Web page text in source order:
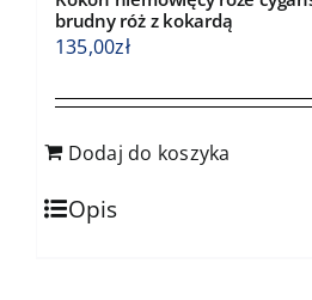
brudny róż z kokardą
135,00zł
Dodaj do koszyka
Opis